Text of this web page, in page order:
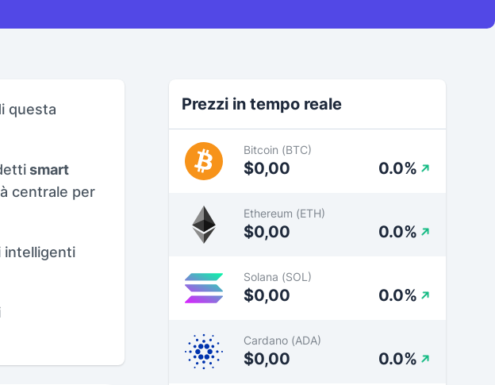
questa
smart
centrale per
intelligenti
Prezzi in tempo reale
Bitcoin (BTC)
$0,00 0.0%
Ethereum (ETH)
$0,00 0.0%
Solana (SOL)
$0,00 0.0%
Cardano (ADA)
$0,00 0.0%